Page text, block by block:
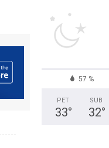
57 %
PET
33°
SUB
32°